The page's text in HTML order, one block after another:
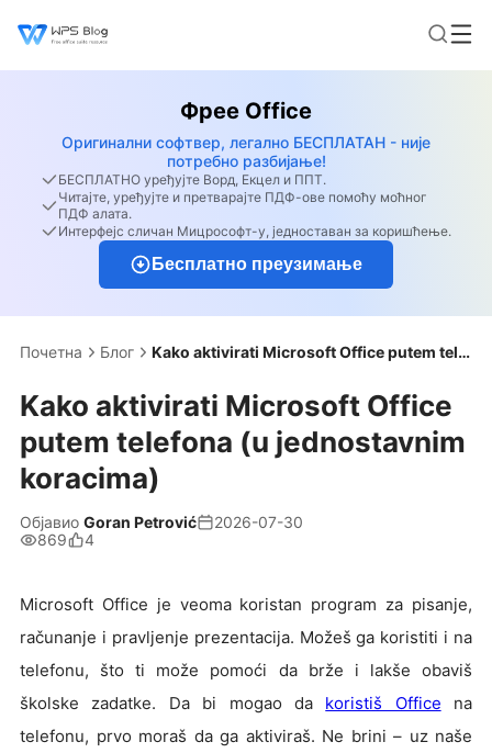
Фрее Office
Оригинални софтвер, легално БЕСПЛАТАН - није
потребно разбијање!
БЕСПЛАТНО уређујте Ворд, Екцел и ППТ.
Читајте, уређујте и претварајте ПДФ-ове помоћу моћног
ПДФ алата.
Интерфејс сличан Мицрософт-у, једноставан за коришћење.
Бесплатно преузимање
Почетна Блог Kako aktivirati Microsoft Office putem telefona (u jednostavnim koracima)
Kako aktivirati Microsoft Office
putem telefona (u jednostavnim
koracima)
Објавио Goran Petrović
2026-07-30
869
4
Microsoft Office je veoma koristan program za pisanje,
računanje i pravljenje prezentacija. Možeš ga koristiti i na
telefonu, što ti može pomoći da brže i lakše obaviš
školske zadatke. Da bi mogao da koristiš Office na
telefonu, prvo moraš da ga aktiviraš. Ne brini – uz naše